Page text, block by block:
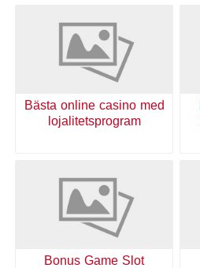
Bästa online casino med
lojalitetsprogram
Bonus Game Slot